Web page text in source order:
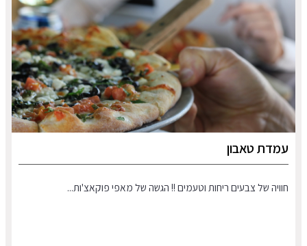
עמדת טאבון
חוויה של צבעים ריחות וטעמים !! הגשה של מאפי פוקאצ'ות...